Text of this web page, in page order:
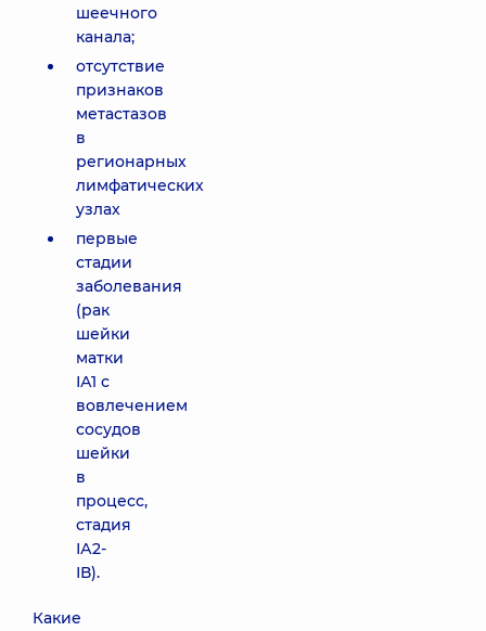
шеечного
канала;
отсутствие
признаков
метастазов
в
регионарных
лимфатических
узлах
первые
стадии
заболевания
(рак
шейки
матки
ІА1 с
вовлечением
сосудов
шейки
в
процесс,
стадия
ІА2-
ІВ).
Какие